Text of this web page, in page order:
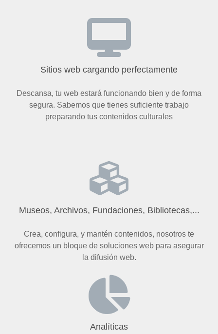
Sitios web cargando perfectamente
Descansa, tu web estará funcionando bien y de forma
segura. Sabemos que tienes suficiente trabajo
preparando tus contenidos culturales
Museos, Archivos, Fundaciones, Bibliotecas,...
Crea, configura, y mantén contenidos, nosotros te
ofrecemos un bloque de soluciones web para asegurar
la difusión web.
Analíticas